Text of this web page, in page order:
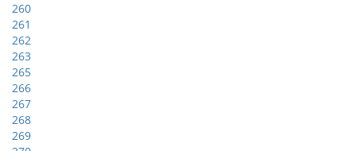
260
261
262
263
265
266
267
268
269